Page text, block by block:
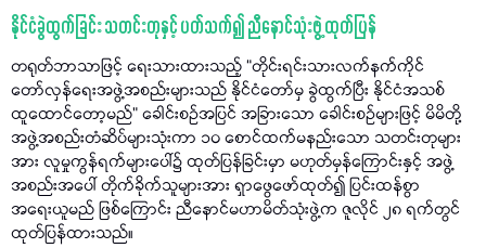
နိုင်ငံခွဲထွက်ခြင်း သတင်းတုနှင့် ပတ်သက်၍ ညီနောင်သုံးဖွဲ့ ထုတ်ပြန်
တရုတ်ဘာသာဖြင့် ရေးသားထားသည့် “တိုင်းရင်းသားလက်နက်ကိုင်
တော်လှန်ရေးအဖွဲ့အစည်းများသည် နိုင်ငံတော်မှ ခွဲထွက်ပြီး နိုင်ငံအသစ်
ထူထောင်တော့မည်" ခေါင်းစဉ်အပြင် အခြားသော ခေါင်းစဉ်များဖြင့် မိမိတို့
အဖွဲ့အစည်းတံဆိပ်များသုံးကာ ၁၀ စောင်ထက်မနည်းသော သတင်းတုများ
အား လူမှုကွန်ရက်များပေါ်၌ ထုတ်ပြန်ခြင်းမှာ မဟုတ်မှန်ကြောင်းနှင့် အဖွဲ့
အစည်းအပေါ် တိုက်ခိုက်သူများအား ရှာဖွေဖော်ထုတ်၍ ပြင်းထန်စွာ
အရေးယူမည် ဖြစ်ကြောင်း ညီနောင်မဟာမိတ်သုံးဖွဲ့က ဇူလိုင် ၂၈ ရက်တွင်
ထုတ်ပြန်ထားသည်။